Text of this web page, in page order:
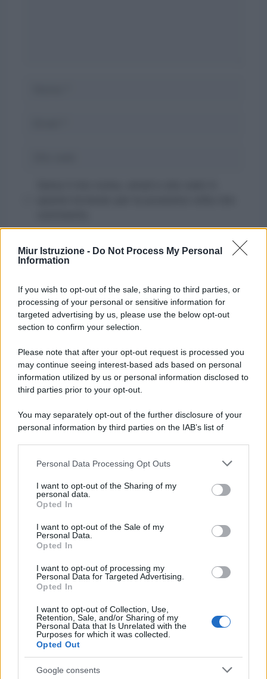
Miur Istruzione - Do Not Process My Personal
Information
If you wish to opt-out of the sale, sharing to third parties, or
processing of your personal or sensitive information for
targeted advertising by us, please use the below opt-out
section to confirm your selection.
Please note that after your opt-out request is processed you
may continue seeing interest-based ads based on personal
information utilized by us or personal information disclosed to
third parties prior to your opt-out.
You may separately opt-out of the further disclosure of your
personal information by third parties on the IAB’s list of
This information may also be disclosed by us to third parties
disclose it to other third parties.
Please note that this website/app uses one or more Google
services and may gather and store information including but
not limited to your visit or usage behaviour. You may click to
grant or deny consent to Google and its third-party tags to
consent section.
Personal Data Processing Opt Outs
I want to opt-out of the Sharing of my
personal data.
Opted In
I want to opt-out of the Sale of my
Personal Data.
Opted In
I want to opt-out of processing my
Personal Data for Targeted Advertising.
Opted In
I want to opt-out of Collection, Use,
Retention, Sale, and/or Sharing of my
Personal Data that Is Unrelated with the
Purposes for which it was collected.
Opted Out
Google consents